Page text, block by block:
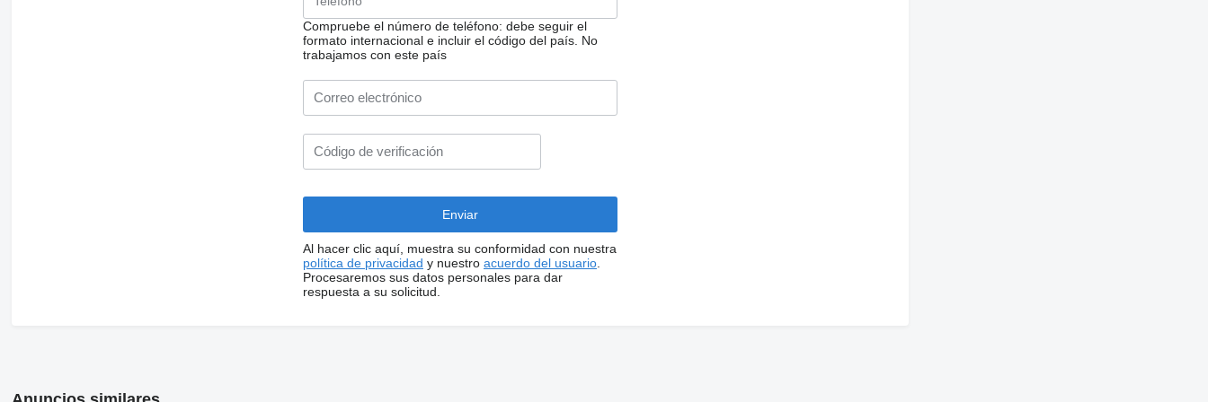
Compruebe el número de teléfono: debe seguir el
formato internacional e incluir el código del país. No
trabajamos con este país
Al hacer clic aquí, muestra su conformidad con nuestra
política de privacidad y nuestro acuerdo del usuario
Procesaremos sus datos personales para dar
respuesta a su solicitud.